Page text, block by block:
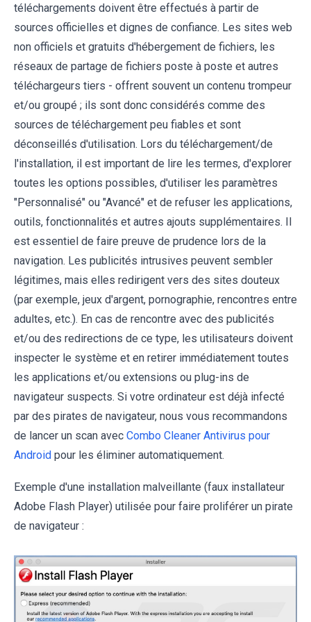
téléchargements doivent être effectués à partir de
sources officielles et dignes de confiance. Les sites web
non officiels et gratuits d'hébergement de fichiers, les
réseaux de partage de fichiers poste à poste et autres
téléchargeurs tiers - offrent souvent un contenu trompeur
et/ou groupé ; ils sont donc considérés comme des
sources de téléchargement peu fiables et sont
déconseillés d'utilisation. Lors du téléchargement/de
l'installation, il est important de lire les termes, d'explorer
toutes les options possibles, d'utiliser les paramètres
"Personnalisé" ou "Avancé" et de refuser les applications,
outils, fonctionnalités et autres ajouts supplémentaires. Il
est essentiel de faire preuve de prudence lors de la
navigation. Les publicités intrusives peuvent sembler
légitimes, mais elles redirigent vers des sites douteux
(par exemple, jeux d'argent, pornographie, rencontres entre
adultes, etc.). En cas de rencontre avec des publicités
et/ou des redirections de ce type, les utilisateurs doivent
inspecter le système et en retirer immédiatement toutes
les applications et/ou extensions ou plug-ins de
navigateur suspects. Si votre ordinateur est déjà infecté
par des pirates de navigateur, nous vous recommandons
de lancer un scan avec Combo Cleaner Antivirus pour
Android pour les éliminer automatiquement.
Exemple d'une installation malveillante (faux installateur
Adobe Flash Player) utilisée pour faire proliférer un pirate
de navigateur :